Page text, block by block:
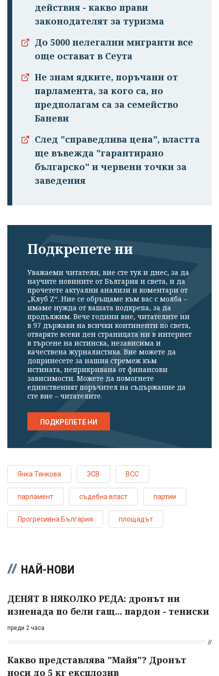
действия - какво прави
законодателят за туризма
До 5000 нелегални мигранти все
още остават в Сеута
Не знам ядките, поръчани от
парламента, за кого са, но
предполагам са за семейство
Баневи
След "справедлива цена", властта
ще въвежда "гарантирано
българско" и червени точки за
заведения
Подкрепете ни
Уважаеми читатели, вие сте тук и днес, за да
научите новините от България и света, и да
прочетете актуални анализи и коментари от
„Клуб Z“. Ние се обръщаме към вас с молба –
имаме нужда от вашата подкрепа, за да
продължим. Вече години вие, читателите ни
в 97 държави на всички континенти по света,
отваряте всеки ден страницата ни в интернет
в търсене на истинска, независима и
качествена журналистика. Вие можете да
допринесете за нашия стремеж към
истината, неприкривана от финансови
зависимости. Можете да помогнете
единственият поръчител на съдържание да
сте вие – читателите.
ПОДКРЕПЕТЕ НИ
Янка Тянкова ЗСВ ВСС
парламент съдебна власт партии
Прогресивна България площадът
НАЙ-НОВИ
ДЕНЯТ В НЯКОЛКО РЕДА: дронът ни
изненада по бели гащ... пардон - тениски
преди 2 часа
Какво представлява "Майя"? Дронът
носи до 5 кг експлозив